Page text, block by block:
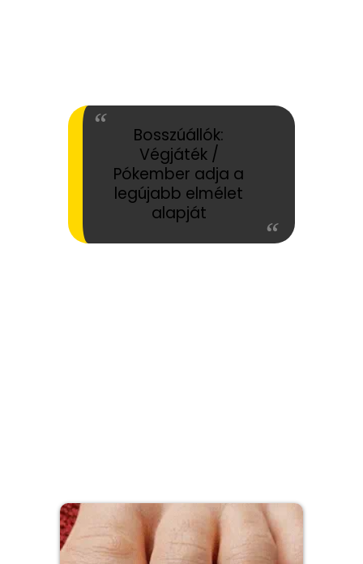
Bosszúállók:
Végjáték /
Pókember adja a
legújabb elmélet
alapját